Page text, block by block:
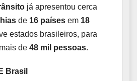
já apresentou cerca
de 16 países em 18
estados brasileiros, para
de 48 mil pessoas.
Brasil